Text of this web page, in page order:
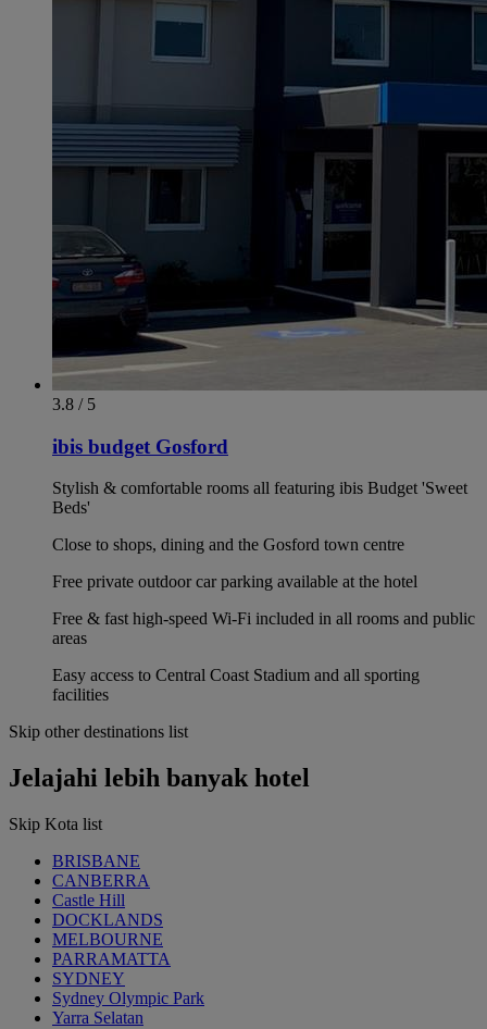
3.8 / 5
ibis budget Gosford
Stylish & comfortable rooms all featuring ibis Budget 'Sweet
Beds'
Close to shops, dining and the Gosford town centre
Free private outdoor car parking available at the hotel
Free & fast high-speed Wi-Fi included in all rooms and public
areas
Easy access to Central Coast Stadium and all sporting
facilities
Skip other destinations list
Jelajahi lebih banyak hotel
Skip Kota list
BRISBANE
CANBERRA
Castle Hill
DOCKLANDS
MELBOURNE
PARRAMATTA
SYDNEY
Sydney Olympic Park
Yarra Selatan